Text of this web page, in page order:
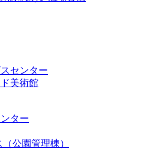
センター
美術館
ター
公園管理棟）